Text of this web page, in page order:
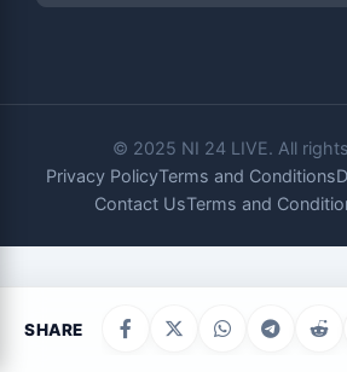
SHARE
© 2025 NI 24 LIVE. All
Privacy PolicyTerms and Conditions
Contact UsTerms and